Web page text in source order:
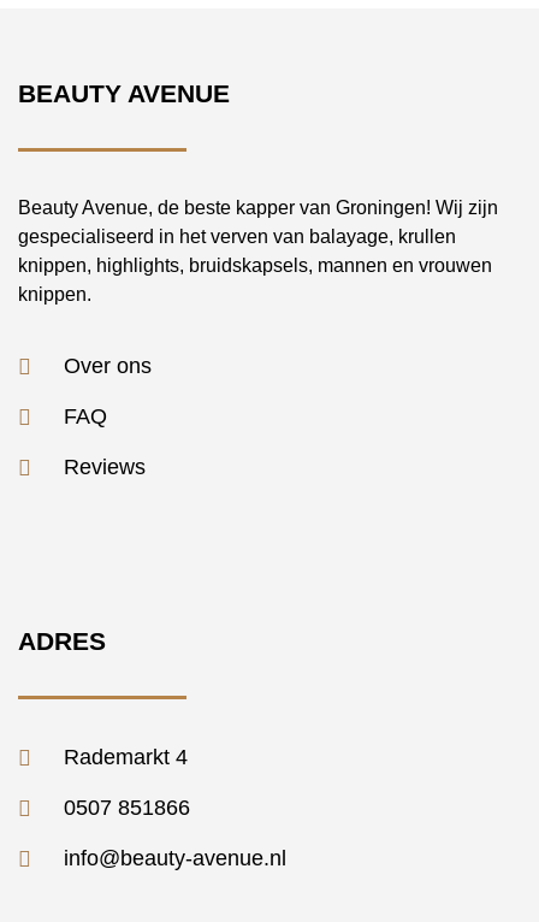
BEAUTY AVENUE
Beauty Avenue, de beste kapper van Groningen! Wij zijn
gespecialiseerd in het verven van balayage, krullen
knippen, highlights, bruidskapsels, mannen en vrouwen
knippen.
Over ons
FAQ
Reviews
ADRES
Rademarkt 4
0507 851866
info@beauty-avenue.nl